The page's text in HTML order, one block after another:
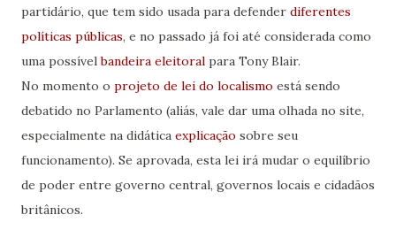
partidário, que tem sido usada para defender diferentes
políticas públicas, e no passado já foi até considerada como
uma possívelbandeira eleitoral para Tony Blair.
No momento o projeto de lei do localismo está sendo
debatido no Parlamento (aliás, vale dar uma olhada no site,
especialmente na didática explicação sobre seu
funcionamento). Se aprovada, esta lei irá mudar o equilíbrio
de poder entre governo central, governos locais e cidadãos
britânicos.